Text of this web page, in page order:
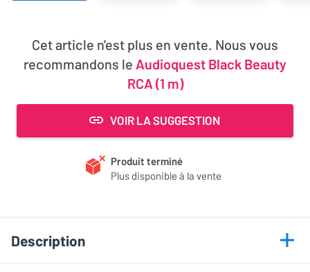
Cet article n'est plus en vente. Nous vous
recommandons le Audioquest Black Beauty
RCA (1 m)
VOIR LA SUGGESTION
Produit terminé
Plus disponible à la vente
Description